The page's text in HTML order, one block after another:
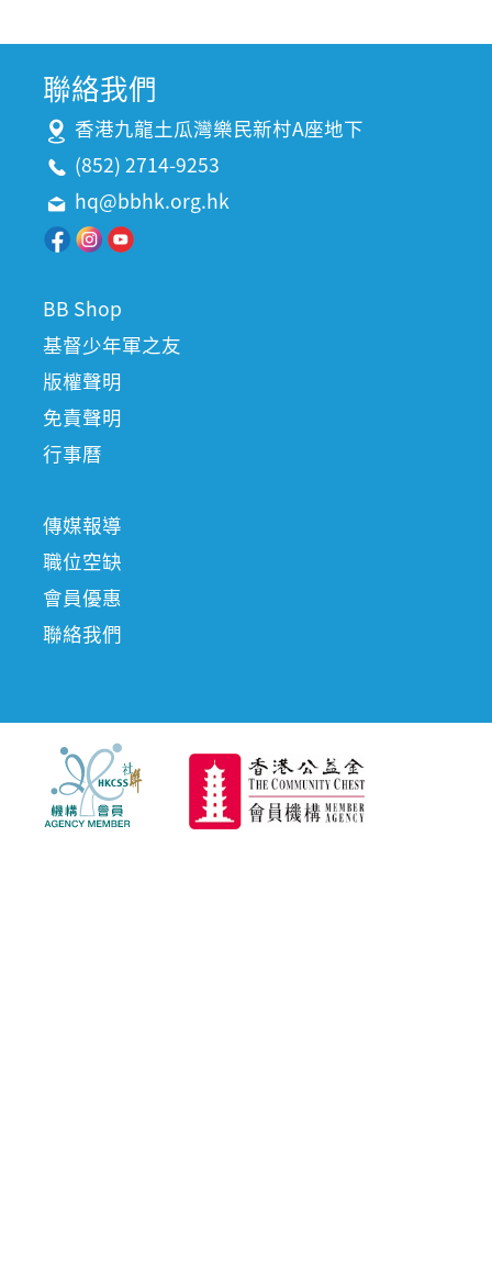
聯絡我們
香港九龍土瓜灣樂民新村A座地下
(852) 2714-9253
hq@bbhk.org.hk
BB Shop
基督少年軍之友
版權聲明
免責聲明
行事曆
傳媒報導
職位空缺
會員優惠
聯絡我們